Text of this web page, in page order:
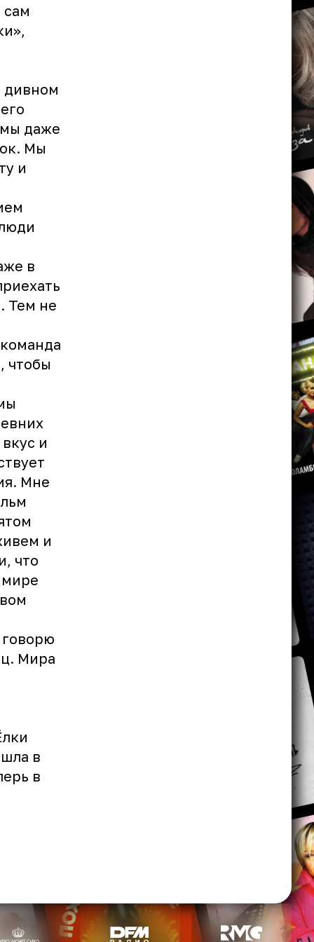
сам
дивном
даже
Мы
и
в
Тем не
чтобы
и
Мне
и
что
мире
Мира
в
в